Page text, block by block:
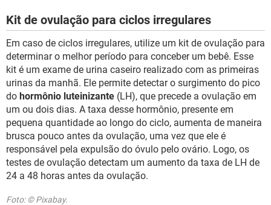
Kit de ovulação para ciclos irregulares
Em caso de ciclos irregulares, utilize um kit de ovulação para
determinar o melhor período para conceber um bebê. Esse
kit é um exame de urina caseiro realizado com as primeiras
urinas da manhã. Ele permite detectar o surgimento do pico
do hormônio luteinizante (LH), que precede a ovulação em
um ou dois dias. A taxa desse hormônio, presente em
pequena quantidade ao longo do ciclo, aumenta de maneira
brusca pouco antes da ovulação, uma vez que ele é
responsável pela expulsão do óvulo pelo ovário. Logo, os
testes de ovulação detectam um aumento da taxa de LH de
24 a 48 horas antes da ovulação.
Foto: © Pixabay.